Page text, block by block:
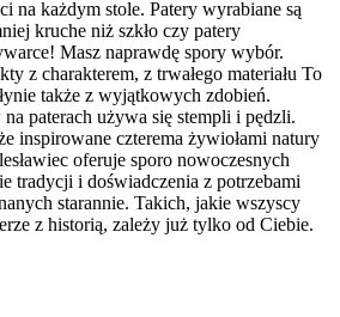
na każdym stole. Patery wyrabiane są
kruche niż szkło czy patery
Masz naprawdę spory wybór.
z charakterem, z trwałego materiału To
także z wyjątkowych zdobień.
paterach używa się stempli i pędzli.
inspirowane czterema żywiołami natury
oferuje sporo nowoczesnych
tradycji i doświadczenia z potrzebami
starannie. Takich, jakie wszyscy
z historią, zależy już tylko od Ciebie.